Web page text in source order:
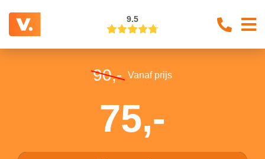
9.5
90,- Vanaf prijs
75,-